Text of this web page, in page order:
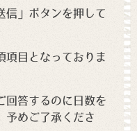
」ボタンを押して
目となっておりま
回答するのに日数を
予めご了承くださ